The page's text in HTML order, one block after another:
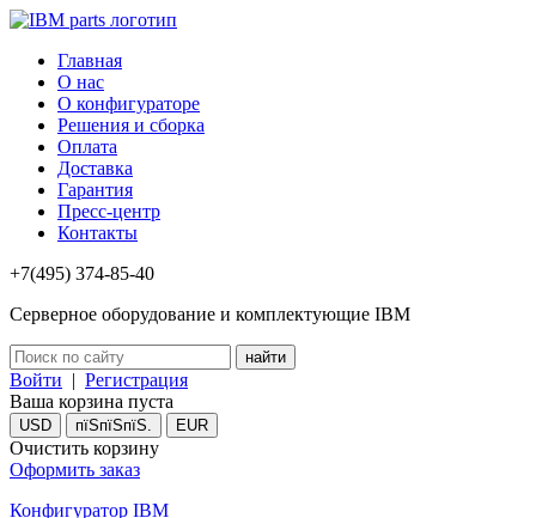
Главная
О нас
О конфигураторе
Решения и сборка
Оплата
Доставка
Гарантия
Пресс-центр
Контакты
+7(495) 374-85-40
Серверное оборудование и комплектующие IBM
Войти | Регистрация
Ваша корзина пуста
USD пїЅпїЅпїЅ. EUR
Очистить корзину
Оформить заказ
Конфигуратор IBM